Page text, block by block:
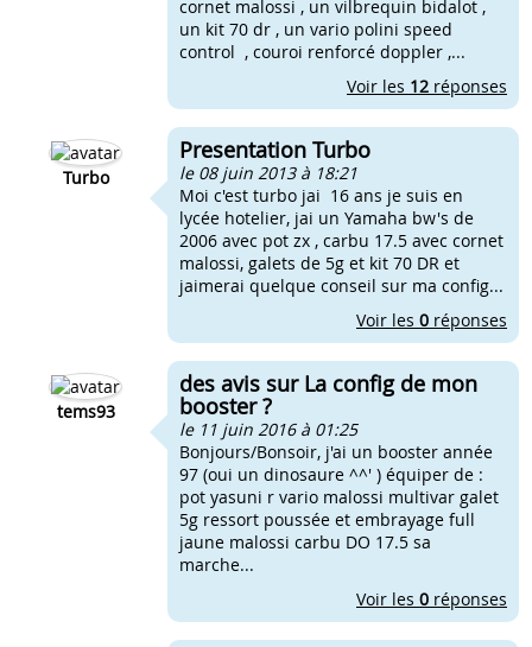
cornet malossi , un vilbrequin bidalot ,
un kit 70 dr , un vario polini speed
control , couroi renforcé doppler ,...
Voir les 12 réponses
Turbo
Presentation Turbo
le 08 juin 2013 à 18:21
Moi c'est turbo jai 16 ans je suis en
lycée hotelier, jai un Yamaha bw's de
2006 avec pot zx , carbu 17.5 avec cornet
malossi, galets de 5g et kit 70 DR et
jaimerai quelque conseil sur ma config...
Voir les 0 réponses
tems93
des avis sur La config de mon
booster ?
le 11 juin 2016 à 01:25
Bonjours/Bonsoir, j'ai un booster année
97 (oui un dinosaure ^^' ) équiper de :
pot yasuni r vario malossi multivar galet
5g ressort poussée et embrayage full
jaune malossi carbu DO 17.5 sa
marche...
Voir les 0 réponses